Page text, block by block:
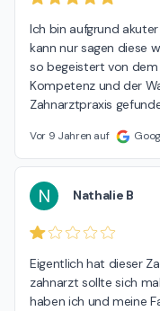
Ich bin aufgrund
kann nur sagen diese
so begeistert von
Kompetenz und der
Zahnarztpraxis
Vor 9 Jahren auf
N Nathalie B
Eigentlich hat dieser
zahnarzt sollte sich
haben ich und meine